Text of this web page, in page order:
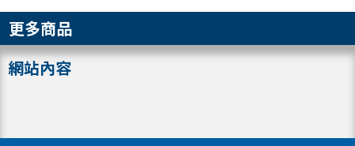
更多商品
網站內容